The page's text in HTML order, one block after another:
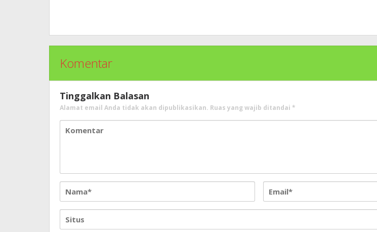
Komentar
Tinggalkan Balasan
Alamat email Anda tidak akan dipublikasikan. Ruas yang wajib ditandai *